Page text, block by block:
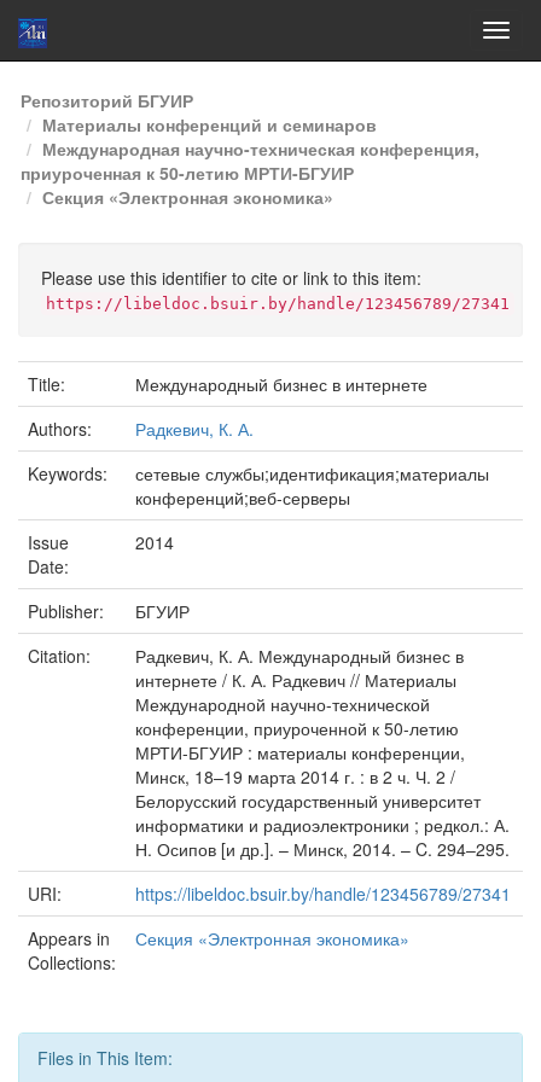
Skip
navigation
Репозиторий БГУИР
Материалы конференций и семинаров
Международная научно-техническая конференция,
приуроченная к 50-летию МРТИ-БГУИР
Секция «Электронная экономика»
Please use this identifier to cite or link to this item:
https://libeldoc.bsuir.by/handle/123456789/27341
Title:
Международный бизнес в интернете
Authors:
Радкевич, К. А.
Keywords:
сетевые службы;идентификация;материалы
конференций;веб-серверы
Issue
Date:
2014
Publisher:
БГУИР
Citation:
Радкевич, К. А. Международный бизнес в
интернете / К. А. Радкевич // Материалы
Международной научно-технической
конференции, приуроченной к 50-летию
МРТИ-БГУИР : материалы конференции,
Минск, 18–19 марта 2014 г. : в 2 ч. Ч. 2 /
Белорусский государственный университет
информатики и радиоэлектроники ; редкол.: А.
Н. Осипов [и др.]. – Минск, 2014. – C. 294–295.
URI:
https://libeldoc.bsuir.by/handle/123456789/27341
Appears in
Collections:
Секция «Электронная экономика»
Files in This Item: